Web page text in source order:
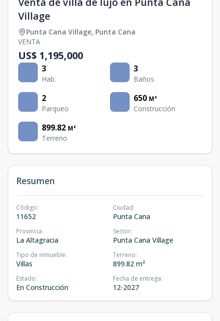
Village
Punta Cana Village, Punta Cana
VENTA
US$ 1,195,000
3
Hab.
3
Baños
2
Parqueo
650 M²
Construcción
899.82 M²
Terreno
Resumen
Código:
11652
Ciudad:
Punta Cana
Provincia:
La Altagracia
Sector:
Punta Cana Village
Tipo de inmueble:
Villas
Terreno:
899.82 m²
Estado:
En Construcción
Fecha de entrega:
12-2027